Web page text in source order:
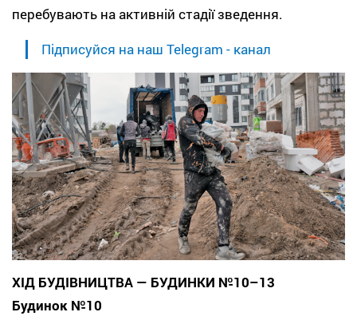
перебувають на активній стадії зведення.
Підписуйся на наш Telegram - канал
ХІД БУДІВНИЦТВА — БУДИНКИ №10–13
Будинок №10